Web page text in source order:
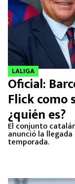
LALIGA
Oficial:
Flick como
¿quién es?
El conjunto
anunció la
temporada.